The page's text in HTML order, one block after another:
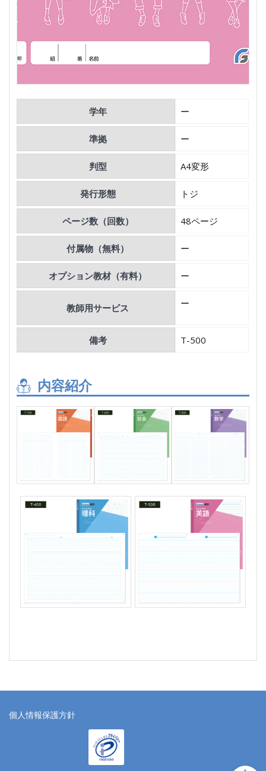
学年 ー
準拠 ー
判型 A4変形
発行形態 トジ
ページ数（回数） 48ページ
付属物（無料） ー
オプション教材（有料） ー
教師用サービス ー
備考 T-500
内容紹介
個人情報保護方針